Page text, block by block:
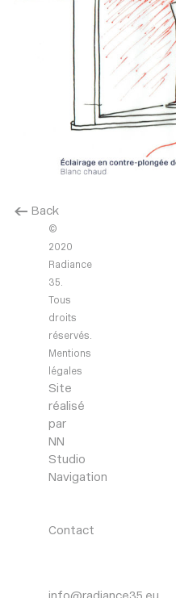
< Back
©
2020
Radiance
35.
Tous
droits
réservés.
Mentions
légales
Site
réalisé
par
NN
Studio
Navigation
Contact
info@radiance35.eu